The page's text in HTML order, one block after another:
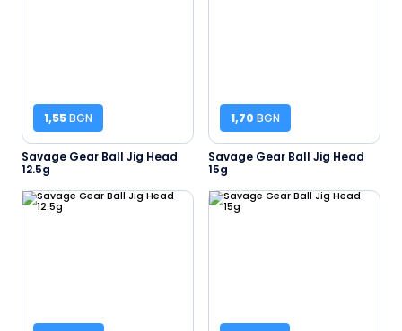
1,55BGN
Savage Gear Ball Jig Head
12.5g
1,70 BGN
Savage Gear Ball Jig Head
15g